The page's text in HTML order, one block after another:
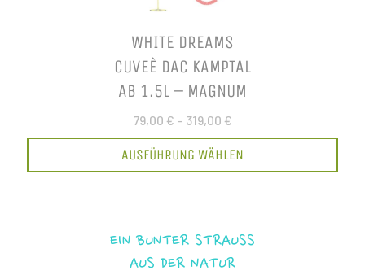
WHITE DREAMS
CUVEÈ DAC KAMPTAL
AB 1.5L – MAGNUM
79,00 € – 319,00 €
AUSFÜHRUNG WÄHLEN
EIN BUNTER STRAUSS
AUS DER NATUR